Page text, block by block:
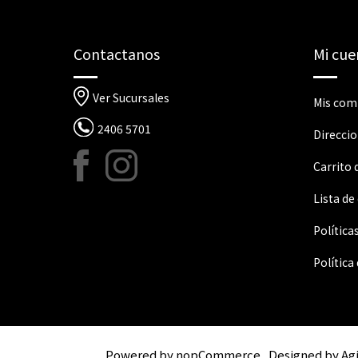
Contactanos
Ver Sucursales
2406 5701
Mi
Mis
Carrito
Lista de
Política
Powered bynopCommerce Designed by